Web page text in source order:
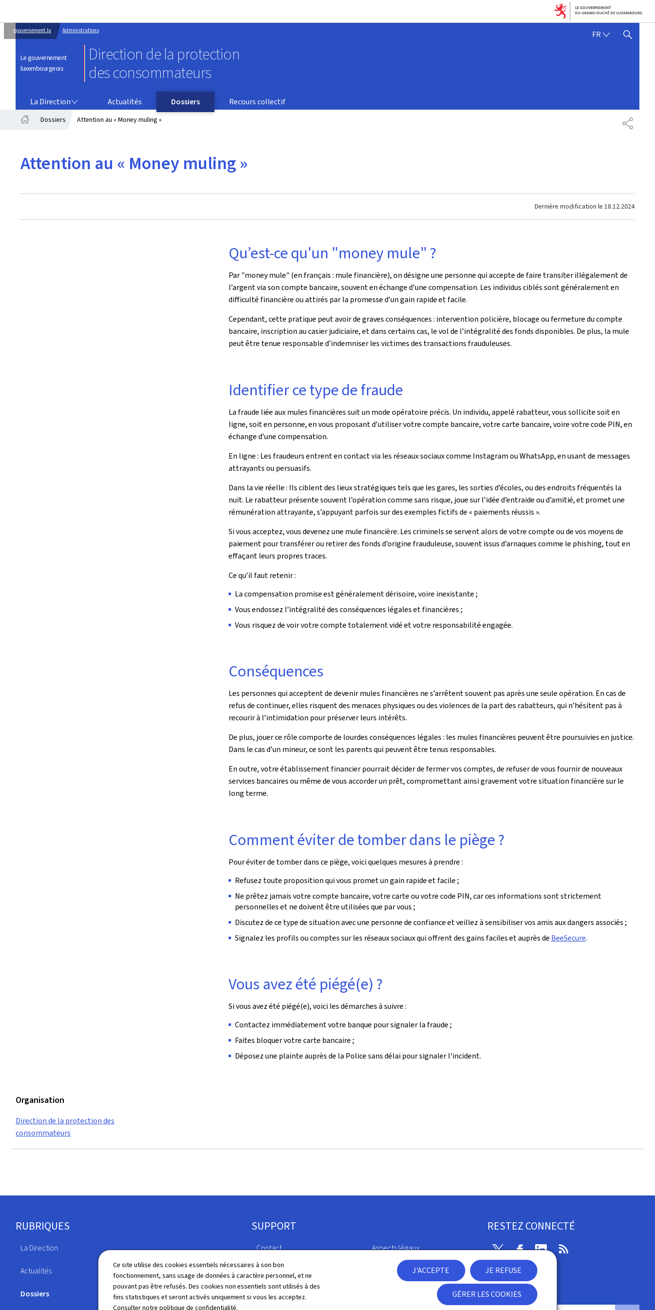
Ce site utilise des cookies essentiels nécessaires à son bon
fonctionnement, sans usage de données à caractère personnel, et ne
pouvant pas être refusés. Des cookies non essentiels sont utilisés à des
fins statistiques et seront activés uniquement si vous les acceptez.
Consulter notre politique de confidentialité.
J'ACCEPTE JE REFUSE
GÉRER LES COOKIES
gouvernement.lu Administrations
Le gouvernement
luxembourgeois
Direction de la protection
des consommateurs
FRFRANÇAIS
AFFICHER / MASQUER
La Direction Actualités Dossiers
Recours collectif
Dossiers Attention au « Money muling »
Attention au « Money muling »
Dernière modification le 18.12.2024
Qu’est-ce qu'un "money mule" ?
Par "money mule" (en français : mule financière), on désigne une personne qui accepte de faire transiter illégalement de
l’argent via son compte bancaire, souvent en échange d’une compensation. Les individus ciblés sont généralement en
difficulté financière ou attirés par la promesse d’un gain rapide et facile.
Cependant, cette pratique peut avoir de graves conséquences : intervention policière, blocage ou fermeture du compte
bancaire, inscription au casier judiciaire, et dans certains cas, le vol de l’intégralité des fonds disponibles. De plus, la mule
peut être tenue responsable d’indemniser les victimes des transactions frauduleuses.
Identifier ce type de fraude
La fraude liée aux mules financières suit un mode opératoire précis. Un individu, appelé rabatteur, vous sollicite soit en
ligne, soit en personne, en vous proposant d’utiliser votre compte bancaire, votre carte bancaire, voire votre code PIN, en
échange d’une compensation.
En ligne : Les fraudeurs entrent en contact via les réseaux sociaux comme Instagram ou WhatsApp, en usant de messages
attrayants ou persuasifs.
Dans la vie réelle : Ils ciblent des lieux stratégiques tels que les gares, les sorties d’écoles, ou des endroits fréquentés la
nuit. Le rabatteur présente souvent l’opération comme sans risque, joue sur l’idée d’entraide ou d’amitié, et promet une
rémunération attrayante, s’appuyant parfois sur des exemples fictifs de « paiements réussis ».
Si vous acceptez, vous devenez une mule financière. Les criminels se servent alors de votre compte ou de vos moyens de
paiement pour transférer ou retirer des fonds d’origine frauduleuse, souvent issus d’arnaques comme le phishing, tout en
effaçant leurs propres traces.
Ce qu’il faut retenir :
La compensation promise est généralement dérisoire, voire inexistante ;
Vous endossez l’intégralité des conséquences légales et financières ;
Vous risquez de voir votre compte totalement vidé et votre responsabilité engagée.
Conséquences
Les personnes qui acceptent de devenir mules financières ne s’arrêtent souvent pas après une seule opération. En cas de
refus de continuer, elles risquent des menaces physiques ou des violences de la part des rabatteurs, qui n’hésitent pas à
recourir à l’intimidation pour préserver leurs intérêts.
De plus, jouer ce rôle comporte de lourdes conséquences légales : les mules financières peuvent être poursuivies en justice.
Dans le cas d’un mineur, ce sont les parents qui peuvent être tenus responsables.
En outre, votre établissement financier pourrait décider de fermer vos comptes, de refuser de vous fournir de nouveaux
services bancaires ou même de vous accorder un prêt, compromettant ainsi gravement votre situation financière sur le
long terme.
Comment éviter de tomber dans le piège ?
Pour éviter de tomber dans ce piège, voici quelques mesures à prendre :
Refusez toute proposition qui vous promet un gain rapide et facile ;
Ne prêtez jamais votre compte bancaire, votre carte ou votre code PIN, car ces informations sont strictement
personnelles et ne doivent être utilisées que par vous ;
Discutez de ce type de situation avec une personne de confiance et veillez à sensibiliser vos amis aux dangers associés ;
Signalez les profils ou comptes sur les réseaux sociaux qui offrent des gains faciles et auprès de BeeSecure.
Vous avez été piégé(e) ?
Si vous avez été piégé(e), voici les démarches à suivre :
Contactez immédiatement votre banque pour signaler la fraude ;
Faites bloquer votre carte bancaire ;
Déposez une plainte auprès de la Police sans délai pour signaler l'incident.
Organisation
Direction de la protection des
consommateurs
Pied
de
RUBRIQUES
La Direction
Actualités
Dossiers
Annuaire
SUPPORT
Contact
Plan du site
À propos du site
Aspects légaux
Déclaration d'accessibilité
RESTEZ CONNECTÉ
TwitterFacebookLinkedin
Newsletter